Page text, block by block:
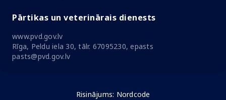
Pārtikas un veterinārais dienests
www.pvd.gov.lv
Rīga, Peldu iela 30, tālr. 67095230, epasts
pasts@pvd.gov.lv
Risinājums: Nordcode